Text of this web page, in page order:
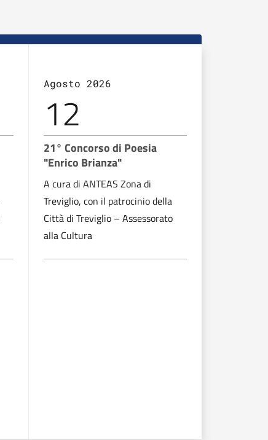
Agosto 2026
12
21° Concorso di Poesia
"Enrico Brianza"
A cura di ANTEAS Zona di
Treviglio, con il patrocinio della
Città di Treviglio – Assessorato
alla Cultura